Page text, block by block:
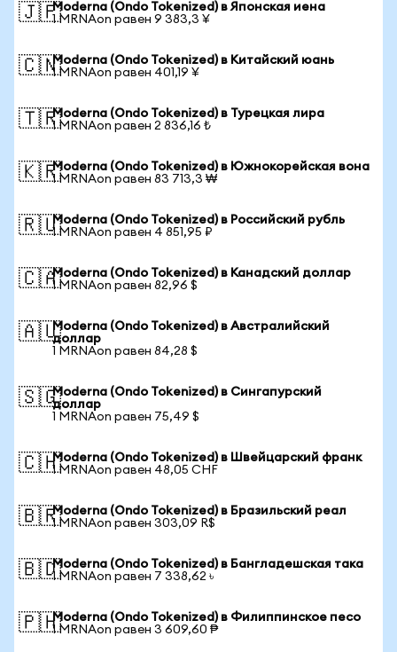
🇯🇵Moderna (Ondo Tokenized) в Японская иена
1 MRNAon равен 9 383,3 ¥
🇨🇳Moderna (Ondo Tokenized) в Китайский юань
1 MRNAon равен 401,19 ¥
🇹🇷Moderna (Ondo Tokenized) в Турецкая лира
1 MRNAon равен 2 836,16 ₺
🇰🇷Moderna (Ondo Tokenized) в Южнокорейская вона
1 MRNAon равен 83 713,3 ₩
🇷🇺Moderna (Ondo Tokenized) в Российский рубль
1 MRNAon равен 4 851,95 ₽
🇨🇦Moderna (Ondo Tokenized) в Канадский доллар
1 MRNAon равен 82,96 $
🇦🇺Moderna (Ondo Tokenized) в Австралийский
доллар
1 MRNAon равен 84,28 $
🇸🇬Moderna (Ondo Tokenized) в Сингапурский
доллар
1 MRNAon равен 75,49 $
🇨🇭Moderna (Ondo Tokenized) в Швейцарский франк
1 MRNAon равен 48,05 CHF
🇧🇷Moderna (Ondo Tokenized) в Бразильский реал
1 MRNAon равен 303,09 R$
🇧🇩Moderna (Ondo Tokenized) в Бангладешская така
1 MRNAon равен 7 338,62 ৳
🇵🇭Moderna (Ondo Tokenized) в Филиппинское песо
1 MRNAon равен 3 609,60 ₱